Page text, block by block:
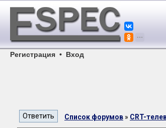
Регистрация • Вход
Список форумов » CRT-